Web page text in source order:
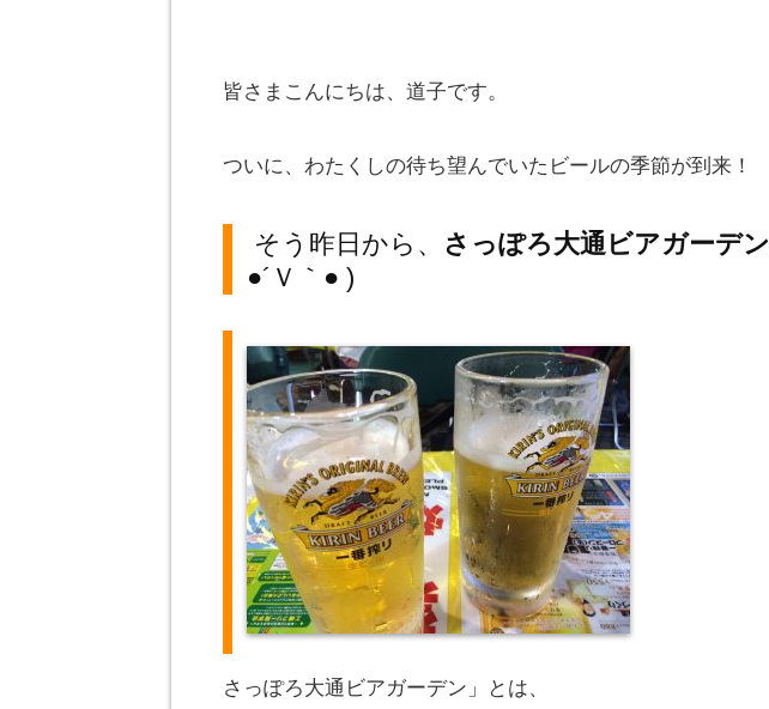
皆さまこんにちは、道子です。
ついに、わたくしの待ち望んでいたビールの季節が到来！
そう昨日から、 さっぽろ大通ビアガーデン
●´Ｖ｀● )
さっぽろ大通ビアガーデン」とは、